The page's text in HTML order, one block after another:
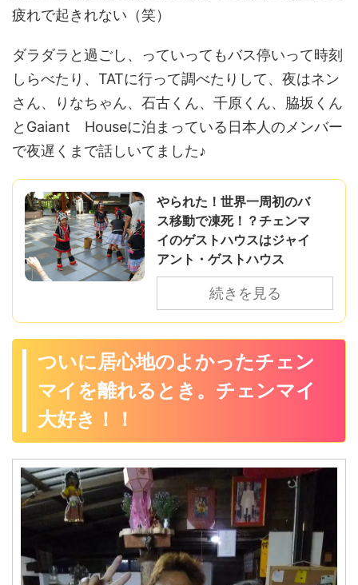
疲れで起きれない（笑）
ダラダラと過ごし、っていってもバス停いって時刻
しらべたり、TATに行って調べたりして、夜はネン
さん、りなちゃん、石古くん、千原くん、脇坂くん
とGaiant Houseに泊まっている日本人のメンバー
で夜遅くまで話しいてました♪
やられた！世界一周初のバ
ス移動で凍死！？チェンマ
イのゲストハウスはジャイ
アント・ゲストハウス
続きを見る
ついに居心地のよかったチェン
マイを離れるとき。チェンマイ
大好き！！